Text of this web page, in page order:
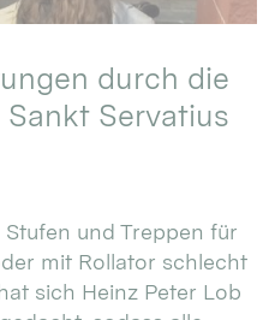
durch die
Servatius
und Treppen für
mit Rollator schlecht
sich Heinz Peter Lob